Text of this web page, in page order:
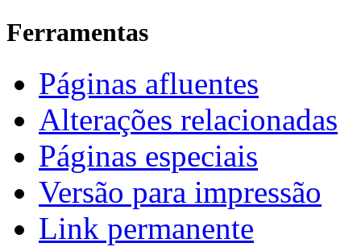
Ferramentas
Páginas afluentes
Alterações relacionadas
Páginas especiais
Versão para impressão
Link permanente